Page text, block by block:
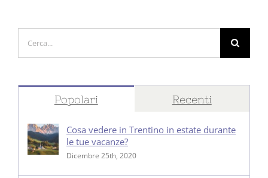
Popolari Recenti
Cosa vedere in Trentino in estate durante
le tue vacanze?
Dicembre 25th, 2020